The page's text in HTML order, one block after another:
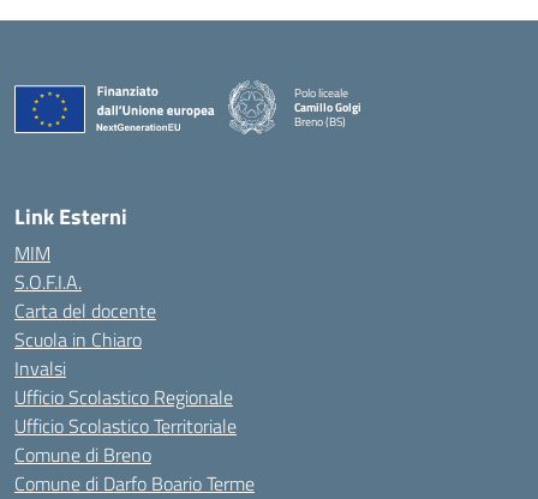
Polo liceale
Camillo Golgi
Breno (BS)
Link Esterni
MIM
S.O.F.I.A.
Carta del docente
Scuola in Chiaro
Invalsi
Ufficio Scolastico Regionale
Ufficio Scolastico Territoriale
Comune di Breno
Comune di Darfo Boario Terme